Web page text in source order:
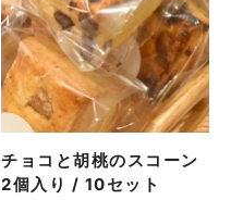
チョコと胡桃のスコーン
2個入り / 10セット